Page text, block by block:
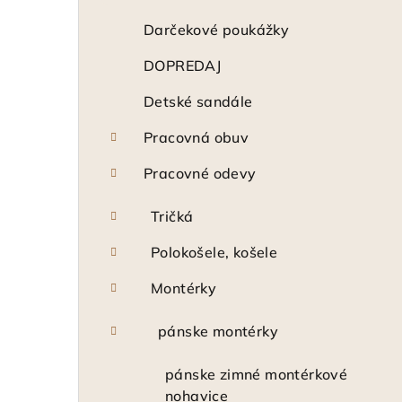
Darčekové poukážky
DOPREDAJ
Detské sandále
Pracovná obuv
Pracovné odevy
Tričká
Polokošele, košele
Montérky
pánske montérky
pánske zimné montérkové
nohavice